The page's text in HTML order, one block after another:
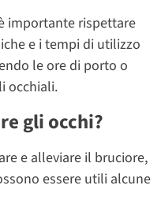
importante rispettare
e i tempi di utilizzo
le ore di porto o
occhiali.
gli occhi?
e alleviare il bruciore,
essere utili alcune